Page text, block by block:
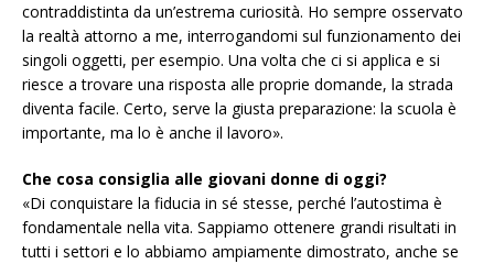
contraddistinta da un’estrema curiosità. Ho sempre osservato
la realtà attorno a me, interrogandomi sul funzionamento dei
singoli oggetti, per esempio. Una volta che ci si applica e si
riesce a trovare una risposta alle proprie domande, la strada
diventa facile. Certo, serve la giusta preparazione: la scuola è
importante, ma lo è anche il lavoro».
Che cosa consiglia alle giovani donne di oggi?
«Di conquistare la fiducia in sé stesse, perché l’autostima è
fondamentale nella vita. Sappiamo ottenere grandi risultati in
tutti i settori e lo abbiamo ampiamente dimostrato, anche se